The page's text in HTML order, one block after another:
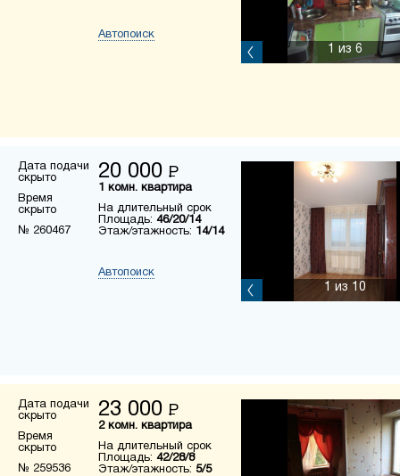
Автопоиск
1 из 6
Дата подачи
скрыто
Время
скрыто
№ 260467
20 000 Р
1 комн. квартира
На длительный срок
Площадь: 46/20/14
Этаж/этажность: 14/14
Автопоиск
1 из 10
Дата подачи
скрыто
Время
скрыто
№ 259536
23 000 Р
2 комн. квартира
На длительный срок
Площадь: 42/28/8
Этаж/этажность: 5/5